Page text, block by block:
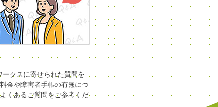
ークスに寄せられた質問を
金や障害者手帳の有無につ
くあるご質問をご参考くだ